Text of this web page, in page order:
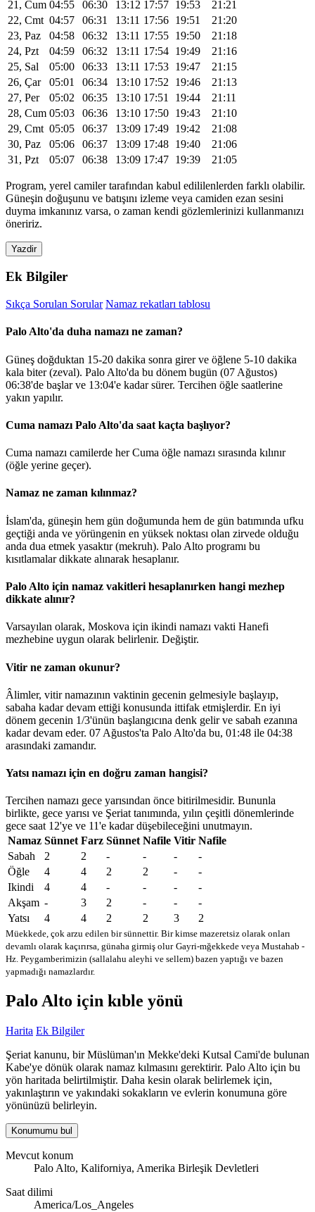
21, Cum 04:55 06:30 13:12 17:57 19:53
21:21
22, Cmt 04:57 06:31 13:11 17:56 19:51
21:20
23, Paz
04:58 06:32 13:11 17:55 19:50
21:18
24, Pzt
04:59 06:32 13:11 17:54 19:49
21:16
25, Sal
05:00 06:33 13:11 17:53 19:47
21:15
26, Çar
05:01 06:34 13:10 17:52 19:46
21:13
27, Per
05:02 06:35 13:10 17:51 19:44
21:11
28, Cum 05:03 06:36 13:10 17:50 19:43
21:10
29, Cmt 05:05 06:37 13:09 17:49 19:42
21:08
30, Paz
05:06 06:37 13:09 17:48 19:40
21:06
31, Pzt
05:07 06:38 13:09 17:47 19:39 21:05
Program, yerel camiler tarafından kabul edililenlerden farklı olabilir.
Güneşin doğuşunu ve batışını izleme veya camiden ezan sesini
duyma imkanınız varsa, o zaman kendi gözlemlerinizi kullanmanızı
öneririz.
Yazdir
Ek Bilgiler
Sıkça Sorulan Sorular Namaz rekatları tablosu
Palo Alto'da duha namazı ne zaman?
Güneş doğduktan 15-20 dakika sonra girer ve öğlene 5-10 dakika
kala biter (zeval). Palo Alto'da bu dönem bugün (07 Ağustos)
06:38'de başlar ve 13:04'e kadar sürer. Tercihen öğle saatlerine
yakın yapılır.
Cuma namazı Palo Alto'da saat kaçta başlıyor?
Cuma namazı camilerde her Cuma öğle namazı sırasında kılınır
(öğle yerine geçer).
Namaz ne zaman kılınmaz?
İslam'da, güneşin hem gün doğumunda hem de gün batımında ufku
geçtiği anda ve yörüngenin en yüksek noktası olan zirvede olduğu
anda dua etmek yasaktır (mekruh). Palo Alto programı bu
kısıtlamalar dikkate alınarak hesaplanır.
Palo Alto için namaz vakitleri hesaplanırken hangi mezhep
dikkate alınır?
Varsayılan olarak, Moskova için ikindi namazı vakti Hanefi
mezhebine uygun olarak belirlenir. Değiştir.
Vitir ne zaman okunur?
Âlimler, vitir namazının vaktinin gecenin gelmesiyle başlayıp,
sabaha kadar devam ettiği konusunda ittifak etmişlerdir. En iyi
dönem gecenin 1/3'ünün başlangıcına denk gelir ve sabah ezanına
kadar devam eder. 07 Ağustos'ta Palo Alto'da bu, 01:48 ile 04:38
arasındaki zamandır.
Yatsı namazı için en doğru zaman hangisi?
Tercihen namazı gece yarısından önce bitirilmesidir. Bununla
birlikte, gece yarısı ve Şeriat tanımında, yılın çeşitli dönemlerinde
gece saat 12'ye ve 11'e kadar düşebileceğini unutmayın.
Namaz Sünnet Farz Sünnet Nafile Vitir Nafile
Sabah
2 2 - - -
-
Öğle
4 4 2 2 -
-
Ikindi
4 4 - - -
-
Akşam - 3 2 - -
-
Yatsı
4 4 2 2 3 2
Müekkede, çok arzu edilen bir sünnettir. Bir kimse mazeretsiz olarak onları
devamlı olarak kaçırırsa, günaha girmiş olur Gayri-mğekkede veya Mustahab -
Hz. Peygamberimizin (sallalahu aleyhi ve sellem) bazen yaptığı ve bazen
yapmadığı namazlardır.
Palo Alto için kıble yönü
Harita Ek Bilgiler
Şeriat kanunu, bir Müslüman'ın Mekke'deki Kutsal Cami'de bulunan
Kabe'ye dönük olarak namaz kılmasını gerektirir. Palo Alto için bu
yön haritada belirtilmiştir. Daha kesin olarak belirlemek için,
yakınlaştırın ve yakındaki sokakların ve evlerin konumuna göre
yönünüzü belirleyin.
Konumumu bul
Mevcut konum
Palo Alto, Kaliforniya, Amerika Birleşik Devletleri
Saat dilimi
America/Los_Angeles